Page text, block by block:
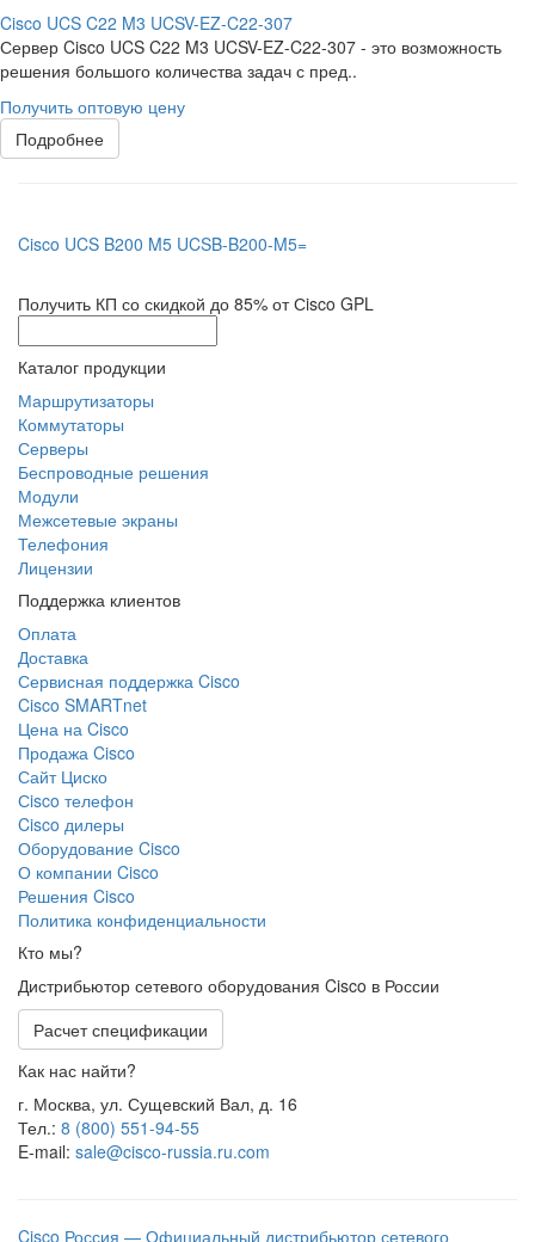
Cisco UCS C22 M3 UCSV-EZ-C22-307
Сервер Cisco UCS C22 M3 UCSV-EZ-C22-307 - это возможность
решения большого количества задач с пред..
Получить оптовую цену
Подробнее
Cisco UCS B200 M5 UCSB-B200-M5=
Получить КП со скидкой до 85% от Сisco GPL
Каталог продукции
Маршрутизаторы
Коммутаторы
Серверы
Беспроводные решения
Модули
Межсетевые экраны
Телефония
Лицензии
Поддержка клиентов
Оплата
Доставка
Сервисная поддержка Cisco
Cisco SMARTnet
Цена на Cisco
Продажа Cisco
Сайт Циско
Сisco телефон
Cisco дилеры
Оборудование Cisco
О компании Cisco
Решения Cisco
Политика конфиденциальности
Кто мы?
Дистрибьютор сетевого оборудования Cisco в России
Расчет спецификации
Как нас найти?
г. Москва, ул. Сущевский Вал, д. 16
Тел.: 8 (800) 551-94-55
E-mail: sale@cisco-russia.ru.com
Cisco Россия — Официальный дистрибьютор сетевого